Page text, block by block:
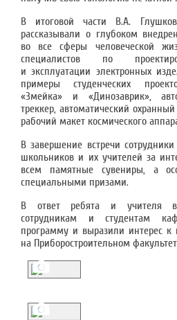
В итоговой части В.А.
рассказывали о глубоком
во все сферы человеческой
специалистов по
и эксплуатации электронных
примеры студенческих
«Змейка» и «Динозаврик»,
треккер, автоматический
рабочий макет космического
В завершение встречи
школьников и их учителей за
всем памятные сувениры, а
специальными призами.
В ответ ребята и учителя
сотрудникам и студентам
программу и выразили интерес
на Приборостроительном